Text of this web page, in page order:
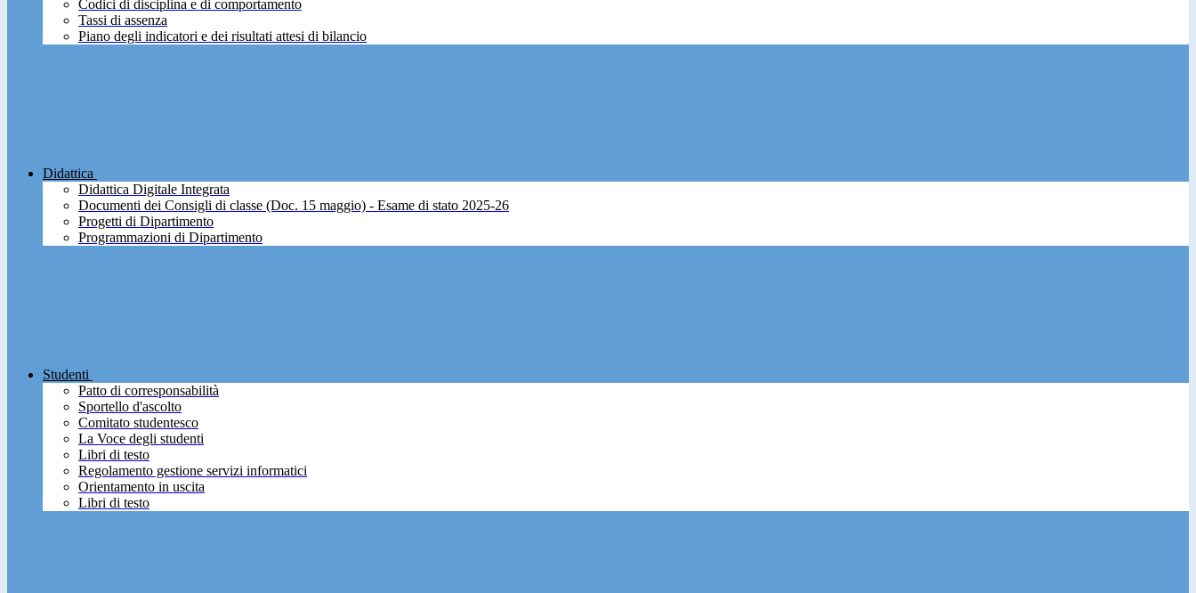
Codici di disciplina e di comportamento
Tassi di assenza
Piano degli indicatori e dei risultati attesi di bilancio
Didattica
Didattica Digitale Integrata
Documenti dei Consigli di classe (Doc. 15 maggio) - Esame di stato 2025-26
Progetti di Dipartimento
Programmazioni di Dipartimento
Studenti
Patto di corresponsabilità
Sportello d'ascolto
Comitato studentesco
La Voce degli studenti
Libri di testo
Regolamento gestione servizi informatici
Orientamento in uscita
Libri di testo